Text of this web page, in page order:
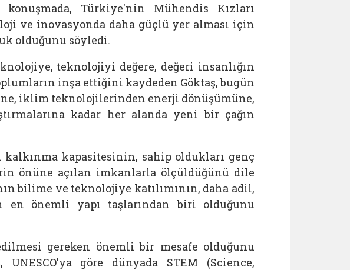
konuşmada, Türkiye'nin Mühendis Kızları
ve inovasyonda daha güçlü yer alması için
olduğunu söyledi.
teknolojiyi değere, değeri insanlığın
inşa ettiğini kaydeden Göktaş, bugün
iklim teknolojilerinden enerji dönüşümüne,
kadar her alanda yeni bir çağın
kalkınma kapasitesinin, sahip oldukları genç
önüne açılan imkanlarla ölçüldüğünü dile
bilime ve teknolojiye katılımının, daha adil,
önemli yapı taşlarından biri olduğunu
gereken önemli bir mesafe olduğunu
UNESCO'ya göre dünyada STEM (Science,